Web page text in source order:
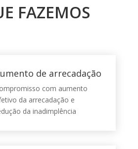
FAZEMOS
de arrecadação
com aumento
da arrecadação e
da inadimplência